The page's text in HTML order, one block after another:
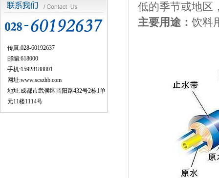
传真:028-60192637
邮编:618000
手机:15928188801
网址:www.scszhb.com
地址:成都市武侯区晋阳路432号2栋1单
元11楼1114号
低的季节或地区
主要用途：饮料